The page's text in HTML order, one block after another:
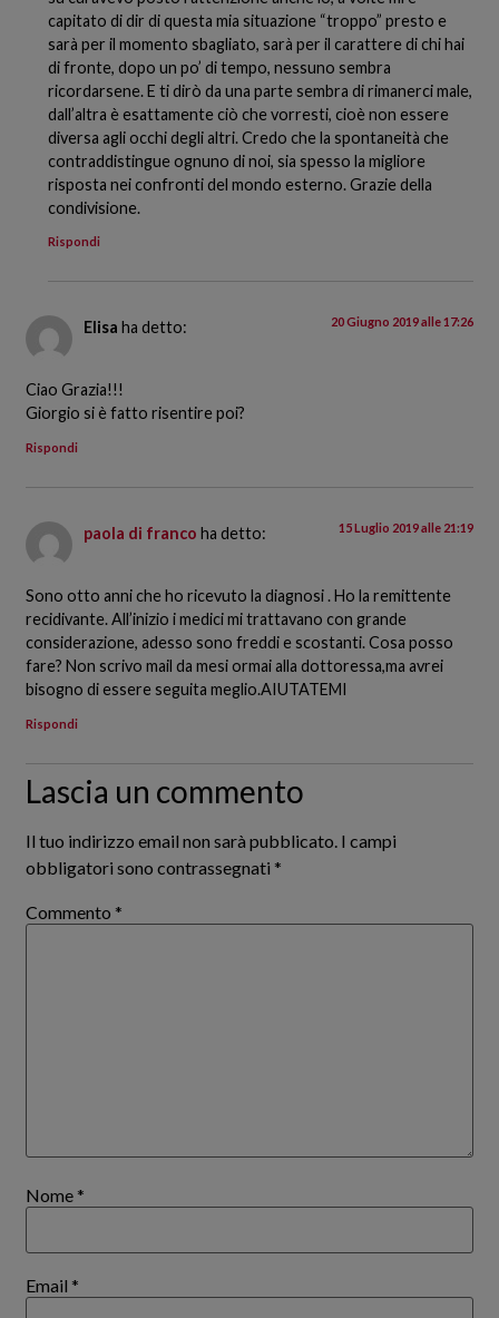
capitato di dir di questa mia situazione “troppo” presto e
sarà per il momento sbagliato, sarà per il carattere di chi hai
di fronte, dopo un po’ di tempo, nessuno sembra
ricordarsene. E ti dirò da una parte sembra di rimanerci male,
dall’altra è esattamente ciò che vorresti, cioè non essere
diversa agli occhi degli altri. Credo che la spontaneità che
contraddistingue ognuno di noi, sia spesso la migliore
risposta nei confronti del mondo esterno. Grazie della
condivisione.
Rispondi
Elisa ha detto: 20 Giugno 2019 alle 17:26
Ciao Grazia!!!
Giorgio si è fatto risentire poi?
Rispondi
paola di franco ha detto: 15 Luglio 2019 alle 21:19
Sono otto anni che ho ricevuto la diagnosi . Ho la remittente
recidivante. All’inizio i medici mi trattavano con grande
considerazione, adesso sono freddi e scostanti. Cosa posso
fare? Non scrivo mail da mesi ormai alla dottoressa,ma avrei
bisogno di essere seguita meglio.AIUTATEMI
Rispondi
Lascia un commento
Il tuo indirizzo email non sarà pubblicato. I campi
obbligatori sono contrassegnati *
Commento *
Nome *
Email *